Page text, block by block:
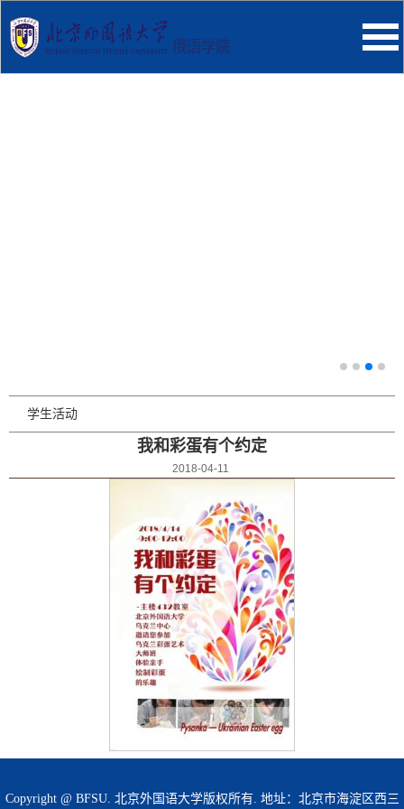
学生活动
我和彩蛋有个约定
2018-04-11
Copyright @ BFSU. 北京外国语大学版权所有. 地址：北京市海淀区西三